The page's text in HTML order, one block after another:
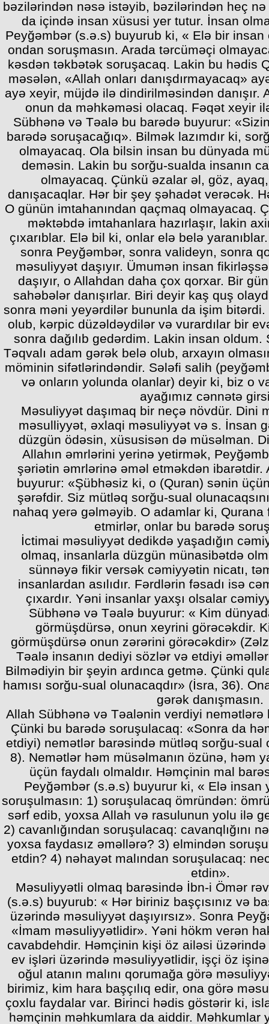
bəzilərindən nəsə istəyib, bəzilərindən heç nə
da içində insan xüsusi yer tutur. İnsan
Peyğəmbər (s.ə.s) buyurub ki, « Elə bir
ondan soruşmasın. Arada tərcüməçi
kəsdən təkbətək soruşacaq. Lakin bu hədis
məsələn, «Allah onları danışdırmayacaq»
ayə xeyir, müjdə ilə dindirilməsindən danışır.
onun da məhkəməsi olacaq. Fəqət xeyir
Sübhənə və Təalə bu barədə buyurur:
barədə soruşacağıq». Bilmək lazımdır ki,
olmayacaq. Ola bilsin insan bu dünyada
deməsin. Lakin bu sorğu-sualda insanın
olmayacaq. Çünkü əzalar əl, göz,
danışacaqlar. Hər bir şey şəhadət verəcək.
O günün imtahanından qaçmaq olmayacaq.
məktəbdə imtahanlara hazırlaşır, lakin
çıxarıblar. Elə bil ki, onlar elə belə
sonra Peyğəmbər, sonra valideyn, sonra
məsuliyyət daşıyır. Ümumən insan
daşıyır, o Allahdan daha çox qorxar. Bir
sahəbələr danışırlar. Biri deyir kaş quş
sonra məni yeyərdilər bununla da işim
olub, kərpic düzəldəydilər və vurardılar bir
sonra dağılıb gedərdim. Lakin insan
Təqvalı adam gərək belə olub, arxayın
möminin sifətlərindəndir. Sələfi salih
və onların yolunda olanlar) deyir ki, biz o
ayağımız cənnətə
Məsuliyyət daşımaq bir neçə növdür. Dini
məsulliyyət, əxlaqi məsuliyyət və s. İnsan
düzgün ödəsin, xüsusisən də müsəlman.
Allahın əmrlərini yerinə yetirmək,
şəriətin əmrlərinə əməl etməkdən ibarətdir.
buyurur: «Şübhəsiz ki, o (Quran) sənin
şərəfdir. Siz mütləq sorğu-sual
nahaq yerə gəlməyib. O adamlar ki,
etmirlər, onlar bu barədə
İctimai məsuliyyət dedikdə yaşadığın
olmaq, insanlarla düzgün münasibətdə
sünnəyə fikir versək cəmiyyətin nicatı,
insanlardan asılıdır. Fərdlərin fəsadı isə
çıxardır. Yəni insanlar yaxşı olsalar
Sübhənə və Təalə buyurur: « Kim
görmüşdürsə, onun xeyrini görəcəkdir.
görmüşdürsə onun zərərini görəcəkdir»
Təalə insanın dediyi sözlər və etdiyi
Bilmədiyin bir şeyin ardınca getmə. Çünki
hamısı sorğu-sual olunacaqdır» (İsra, 36).
gərək danışmasın.
Allah Sübhənə və Təalənin verdiyi
Çünki bu barədə soruşulacaq: «Sonra da
etdiyi) nemətlər barəsində mütləq sorğu-sual
8). Nemətlər həm müsəlmanın özünə, həm
üçün faydalı olmaldır. Həmçinin mal
Peyğəmbər (s.ə.s) buyurur ki, « Elə insan
soruşulmasın: 1) soruşulacaq ömründən:
sərf edib, yoxsa Allah və rasulunun yolu ilə
2) cavanlığından soruşulacaq: cavanqlığını
yoxsa faydasız əməllərə? 3) elmindən
etdin? 4) nəhayət malından soruşulacaq:
etdin».
Məsuliyyətli olmaq barəsində İbn-i Ömər
(s.ə.s) buyurub: « Hər biriniz başçısınız və
üzərində məsuliyyət daşıyırsız». Sonra
«İmam məsuliyyətlidir». Yəni hökm verən
cavabdehdir. Həmçinin kişi öz ailəsi üzərində
ev işləri üzərində məsuliyyətlidir, işçi öz
oğul atanın malını qorumağa görə
birimiz, kim hara başçılıq edir, ona görə
çoxlu faydalar var. Birinci hədis göstərir ki,
həmçinin məhkumlara da aiddir. Məhkumlar